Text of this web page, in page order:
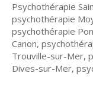
Psychothérapie
psychothérapie
psychothérapie
Canon,
Trouville-sur-Mer,
Dives-sur-Mer,